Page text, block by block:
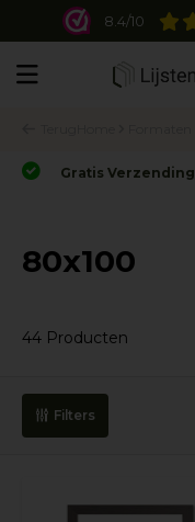
8.4/10
Gratis Verzending
80x100
44 Producten
Filters